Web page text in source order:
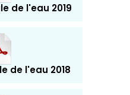
de l'eau 2019
de l'eau 2018